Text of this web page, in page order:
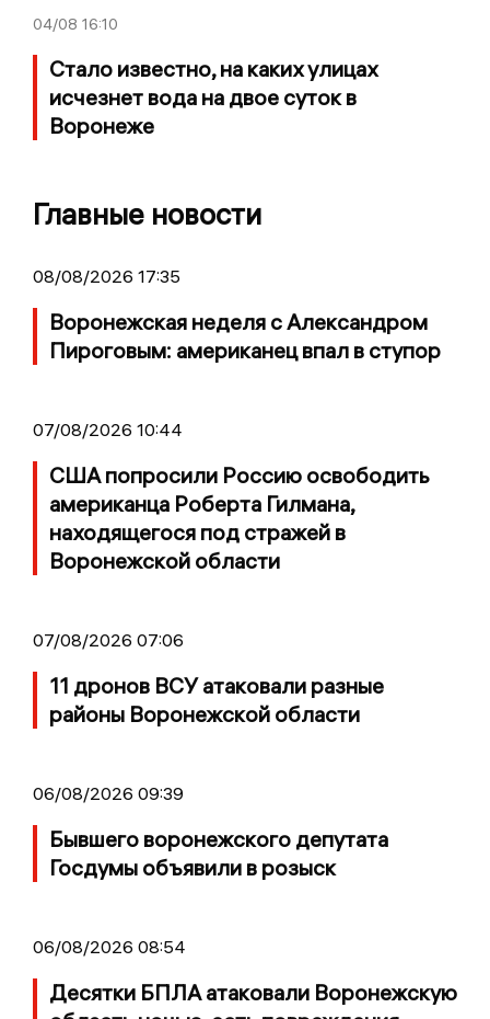
04/08 16:10
Стало известно, на каких улицах
исчезнет вода на двое суток в
Воронеже
Главные новости
08/08/2026 17:35
Воронежская неделя с Александром
Пироговым: американец впал в ступор
07/08/2026 10:44
США попросили Россию освободить
американца Роберта Гилмана,
находящегося под стражей в
Воронежской области
07/08/2026 07:06
11 дронов ВСУ атаковали разные
районы Воронежской области
06/08/2026 09:39
Бывшего воронежского депутата
Госдумы объявили в розыск
06/08/2026 08:54
Десятки БПЛА атаковали Воронежскую